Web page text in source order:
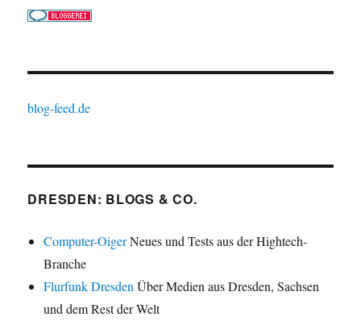
blog-feed.de
DRESDEN: BLOGS & CO.
Computer-OigerNeues und Tests aus der Hightech-
Branche
Flurfunk Dresden Über Medien aus Dresden, Sachsen
und dem Rest der Welt